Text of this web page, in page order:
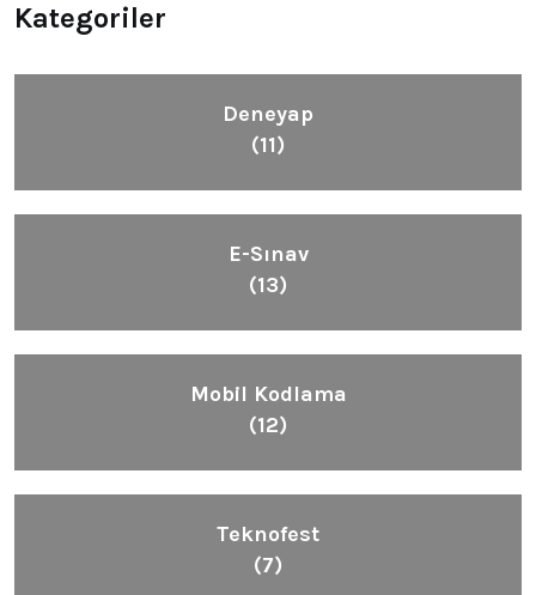
Kategoriler
Deneyap
(11)
E-Sınav
(13)
Mobil Kodlama
(12)
Teknofest
(7)